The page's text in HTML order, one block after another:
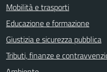
Mobilità e trasporti
Educazione e formazione
Giustizia e sicurezza pubblica
Tributi, finanze e